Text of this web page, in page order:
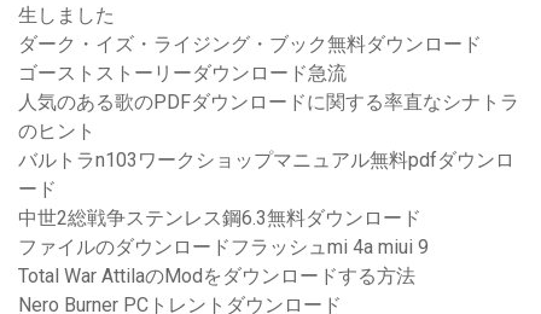
生しました
ダーク・イズ・ライジング・ブック無料ダウンロード
ゴーストストーリーダウンロード急流
人気のある歌のPDFダウンロードに関する率直なシナトラ
のヒント
バルトラn103ワークショップマニュアル無料pdfダウンロ
ード
中世2総戦争ステンレス鋼6.3無料ダウンロード
ファイルのダウンロードフラッシュmi 4a miui 9
Total War AttilaのModをダウンロードする方法
Nero Burner PCトレントダウンロード